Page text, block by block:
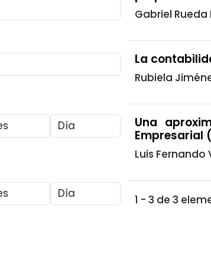
Gabriel
La
Rubiela
Una
Empresarial
Luis Fernando
1 - 3 de 3